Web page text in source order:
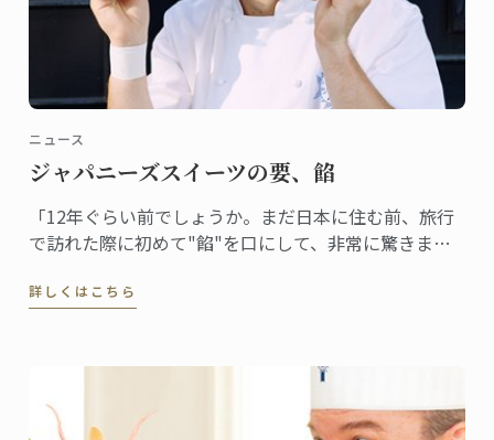
ニュース
ジャパニーズスイーツの要、餡
「12年ぐらい前でしょうか。まだ日本に住む前、旅行
で訪れた際に初めて"餡"を口にして、非常に驚きまし
ずしませんから。食感も不思議でした」
詳しくはこちら